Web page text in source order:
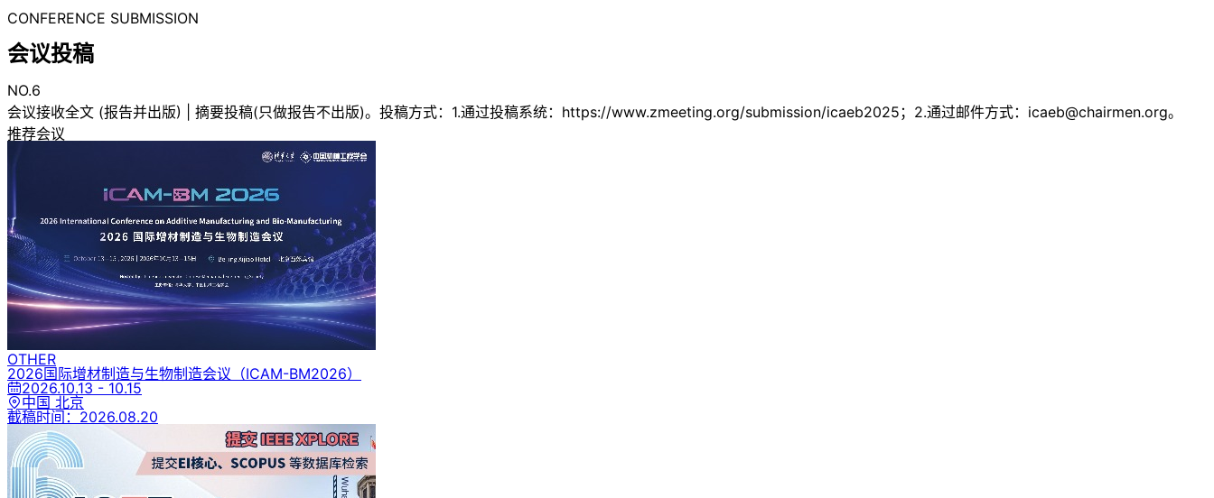
CONFERENCE SUBMISSION
会议投稿
NO.6
会议接收全文 (报告并出版) | 摘要投稿(只做报告不出版)。投稿方式：1.通过投稿系统：https://www.zmeeting.org/submission/icaeb2025；2.通过邮件方式： icaeb@chairmen.org。
推荐会议
OTHER
2026国际增材制造与生物制造会议 （ICAM-BM2026）
2026.10.13 - 10.15
中国 北京
截稿时间： 2026.08.20